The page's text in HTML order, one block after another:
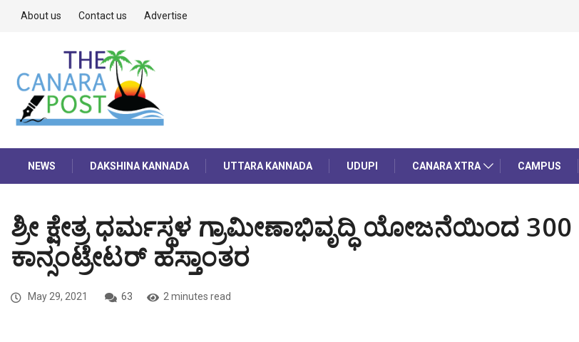
About us Contact us Advertise
NEWS DAKSHINA KANNADA UTTARA KANNADA UDUPI CANARA XTRA CAMPUS
ಶ್ರೀ ಕ್ಷೇತ್ರ ಧರ್ಮಸ್ಥಳ ಗ್ರಾಮೀಣಾಭಿವೃದ್ಧಿ ಯೋಜನೆಯಿಂದ 300
ಕಾನ್ಸಂಟ್ರೇಟರ್ ಹಸ್ತಾಂತರ
May 29, 2021 63 2 minutes read